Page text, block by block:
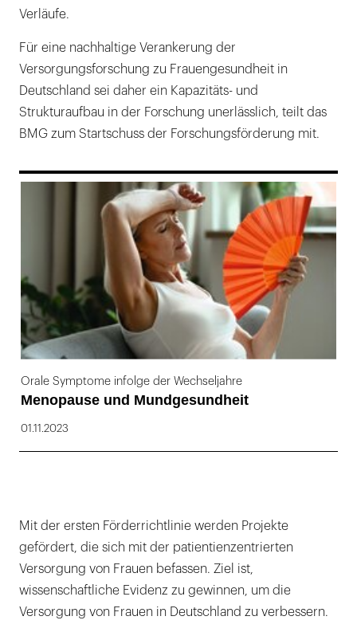
Verläufe.
Für eine nachhaltige Verankerung der
Versorgungsforschung zu Frauengesundheit in
Deutschland sei daher ein Kapazitäts- und
Strukturaufbau in der Forschung unerlässlich, teilt das
BMG zum Startschuss der Forschungsförderung mit.
Orale Symptome infolge der Wechseljahre
Menopause und Mundgesundheit
01.11.2023
Mit der ersten Förderrichtlinie werden Projekte
gefördert, die sich mit der patientienzentrierten
Versorgung von Frauen befassen. Ziel ist,
wissenschaftliche Evidenz zu gewinnen, um die
Versorgung von Frauen in Deutschland zu verbessern.